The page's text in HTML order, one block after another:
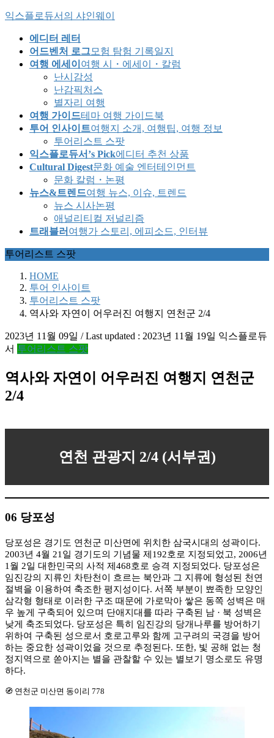
Skip
content
Skip
Navigation
익스플로듀서의 샤인웨이
에디터 레터
어드벤처 로그모험 탐험 기록일지
여행 에세이 여행 시・에세이・칼럼
난시감성
난감픽처스
별자리 여행
여행 가이드테마 여행 가이드북
투어 인사이트여행지 소개, 여행팁, 여행 정보
투어리스트 스팟
익스플로듀서’s Pick에디터 추천 상품
Cultural Digest문화 예술 엔터테인먼트
문화 칼럼・논평
뉴스&트렌드여행 뉴스, 이슈, 트렌드
뉴스 시사논평
애널리티컬 저널리즘
트래블러 여행가 스토리, 에피소드, 인터뷰
투어리스트 스팟
HOME
투어 인사이트
투어리스트 스팟
역사와 자연이 어우러진 여행지 연천군 2/4
2023년 11월 09일 / Last updated : 2023년 11월 19일 익스플로듀
서 투어리스트 스팟
역사와 자연이 어우러진 여행지 연천군
2/4
연천 관광지 2/4 (서부권)
06 당포성
당포성은 경기도 연천군 미산면에 위치한 삼국시대의 성곽이다.
2003년 4월 21일 경기도의 기념물 제192호로 지정되었고, 2006년
1월 2일 대한민국의 사적 제468호로 승격 지정되었다. 당포성은
임진강의 지류인 차탄천이 흐르는 북안과 그 지류에 형성된 천연
절벽을 이용하여 축조한 평지성이다. 서쪽 부분이 뾰족한 모양인
삼각형 형태로 이러한 구조 때문에 가로막아 쌓은 동쪽 성벽은 매
우 높게 구축되어 있으며 단애지대를 따라 구축된 남 · 북 성벽은
낮게 축조되었다. 당포성은 특히 임진강의 당개나루를 방어하기
위하여 구축된 성으로서 호로고루와 함께 고구려의 국경을 방어
하는 중요한 성곽이었을 것으로 추정된다. 또한, 빛 공해 없는 청
정지역으로 쏟아지는 별을 관찰할 수 있는 별보기 명소로도 유명
하다.
🧭 연천군 미산면 동이리 778